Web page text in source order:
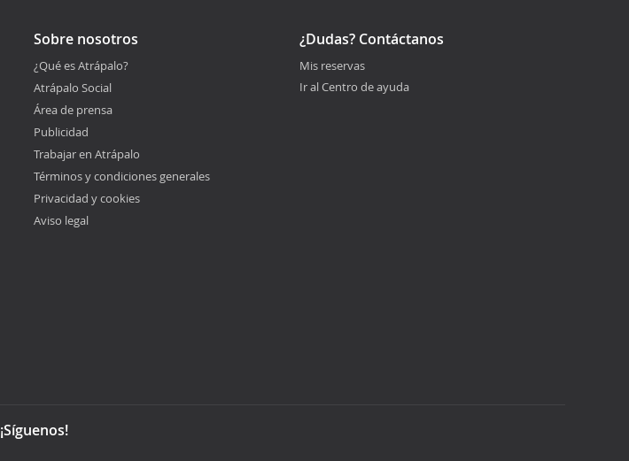
Sobre nosotros
¿Qué es Atrápalo?
Atrápalo Social
Área de prensa
Publicidad
Trabajar en Atrápalo
Términos y condiciones generales
Privacidad y cookies
Aviso legal
¿Dudas? Contáctanos
Mis reservas
Ir al Centro de ayuda
¡Síguenos!